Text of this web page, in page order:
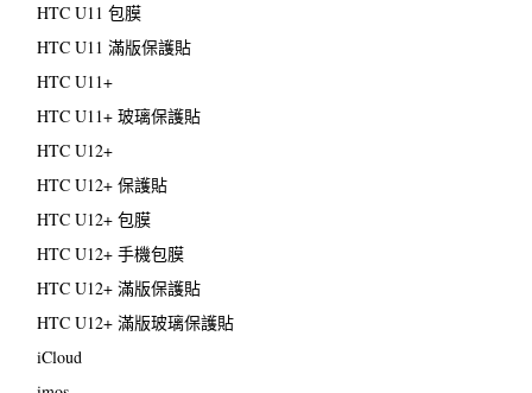
HTC U11 包膜
HTC U11 滿版保護貼
HTC U11+
HTC U11+ 玻璃保護貼
HTC U12+
HTC U12+ 保護貼
HTC U12+ 包膜
HTC U12+ 手機包膜
HTC U12+ 滿版保護貼
HTC U12+ 滿版玻璃保護貼
iCloud